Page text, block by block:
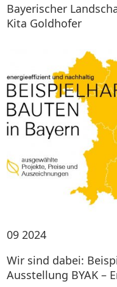
Bayerischer
Kita Goldhofer
09 2024
Wir sind dabei:
Ausstellung BYAK –